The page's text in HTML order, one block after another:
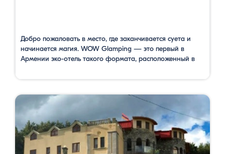
Добро пожаловать в место, где заканчивается суета и
начинается магия. WOW Glamping — это первый в
Армении эко-отель такого формата, расположенный в
glamorous camping: вы спите в уютном куполе под
звездами, …